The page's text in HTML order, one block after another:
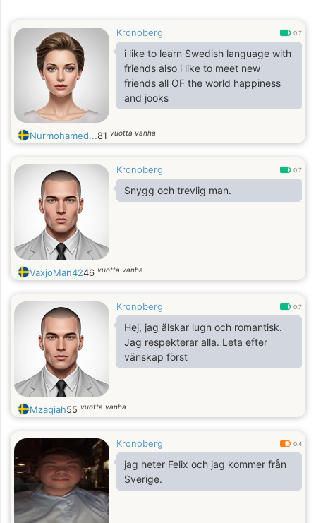
Kronoberg 0.7
i like to learn Swedish language with
friends also i like to meet new
friends all OF the world happiness
and jooks
Nurmohamed...81 vuotta vanha
Kronoberg 0.7
Snygg och trevlig man.
VaxjoMan4246 vuotta vanha
Kronoberg 0.7
Hej, jag älskar lugn och romantisk.
Jag respekterar alla. Leta efter
vänskap först
Mzaqiah55 vuotta vanha
Kronoberg 0.4
jag heter Felix och jag kommer från
Sverige.